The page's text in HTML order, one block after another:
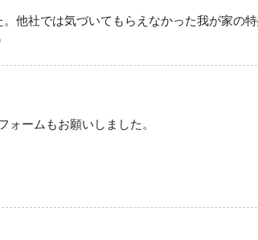
他社では気づいてもらえなかった我が家の
ームもお願いしました。